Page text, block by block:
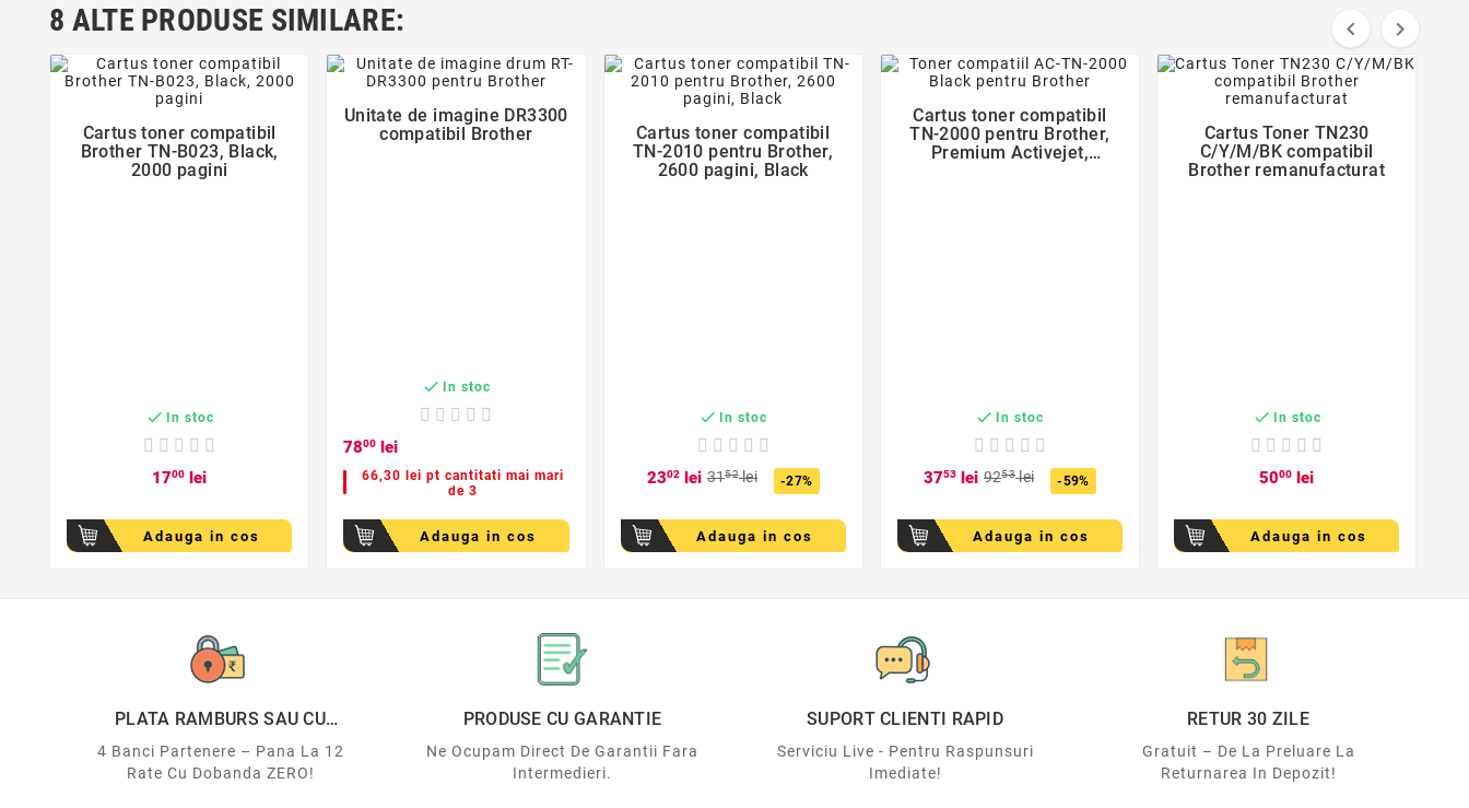
8 ALTE PRODUSE SIMILARE:  

favorite_border
Cartus toner compatibil
Brother TN-B023, Black,
2000 pagini
 In stoc
1700 lei
Adauga in cos

favorite_border
Unitate de imagine DR3300
compatibil Brother
 In stoc
7800 lei
66,30 lei pt cantitati mai mari
de 3
Adauga in cos

favorite_border
Cartus toner compatibil
TN-2010 pentru Brother,
2600 pagini, Black
 In stoc
2302lei 3152lei -27%
Adauga in cos

favorite_border
Cartus toner compatibil
TN-2000 pentru Brother,
Premium Activejet,
 In stoc
3753lei 9253lei -59%
Adauga in cos

favorite_border
Cartus Toner TN230
C/Y/M/BK compatibil
Brother remanufacturat
 In stoc
5000 lei
Adauga in cos
PLATA RAMBURS SAU CU
4 Banci Partenere – Pana La 12
Rate Cu Dobanda ZERO!
PRODUSE CU GARANTIE
Ne Ocupam Direct De Garantii Fara
Intermedieri.
SUPORT CLIENTI RAPID
Serviciu Live - Pentru Raspunsuri
Imediate!
RETUR 30 ZILE
Gratuit – De La Preluare La
Returnarea In Depozit!